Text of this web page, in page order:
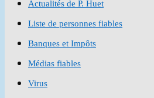
Actualités de P. Huet
Liste de personnes fiables
Banques et Impôts
Médias fiables
Virus